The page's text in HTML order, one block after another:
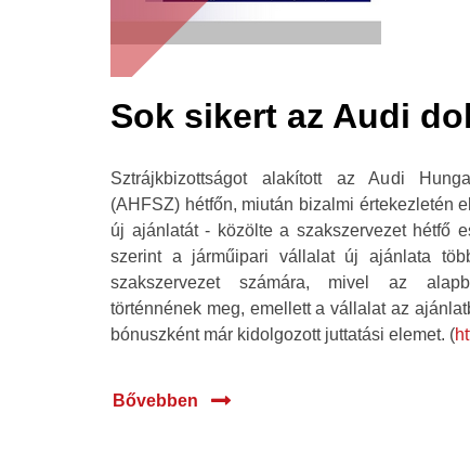
Sok sikert az Audi
Sztrájkbizottságot alakított az Audi
(AHFSZ) hétfőn, miután bizalmi értekezletén
új ajánlatát - közölte a szakszervezet hétfő
szerint a járműipari vállalat új ajánlata
szakszervezet számára, mivel az
történnének meg, emellett a vállalat az
bónuszként már kidolgozott juttatási elemet. (
Bővebben